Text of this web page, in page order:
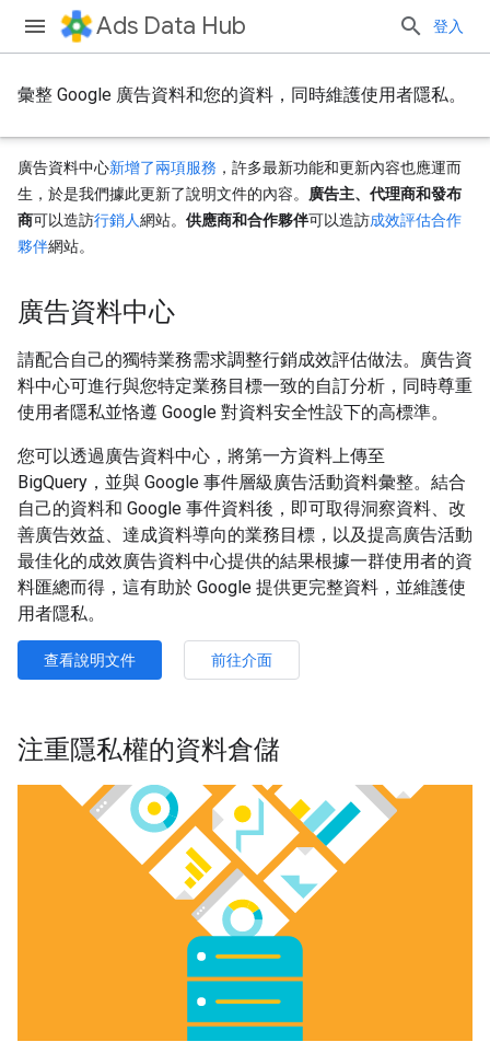
Ads Data Hub 登入
彙整 Google 廣告資料和您的資料，同時維護使用者隱私。
廣告資料中心新增了兩項服務 ，許多最新功能和更新內容也應運而
生，於是我們據此更新了說明文件的內容。
廣告主、代理商和發布
商可以造訪行銷人網站。 供應商和合作夥伴可以造訪成效評估合作
夥伴網站。
廣告資料中心
請配合自己的獨特業務需求調整行銷成效評估做法。廣告資
料中心可進行與您特定業務目標一致的自訂分析，同時尊重
使用者隱私並恪遵 Google 對資料安全性設下的高標準。
您可以透過廣告資料中心，將第一方資料上傳至
BigQuery，並與 Google 事件層級廣告活動資料彙整。結合
自己的資料和 Google 事件資料後，即可取得洞察資料、改
善廣告效益、達成資料導向的業務目標，以及提高廣告活動
最佳化的成效廣告資料中心提供的結果根據一群使用者的資
料匯總而得，這有助於 Google 提供更完整資料，並維護使
用者隱私。
查看說明文件 前往介面
注重隱私權的資料倉儲